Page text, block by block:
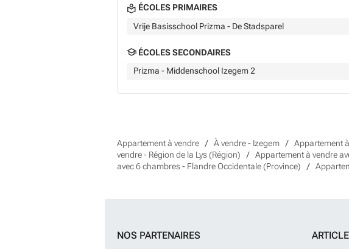
ÉCOLES PRIMAIRES
Vrije Basisschool Prizma - De Stadsparel
ÉCOLES SECONDAIRES
Prizma - Middenschool Izegem 2
Appartement à vendre À vendre - Izegem Appartement
vendre - Région de la Lys (Région)
Appartement à vendre
avec 6 chambres - Flandre Occidentale (Province)
NOS PARTENAIRES